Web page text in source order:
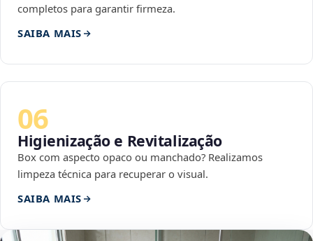
completos para garantir firmeza.
SAIBA MAIS
06
Higienização e Revitalização
Box com aspecto opaco ou manchado? Realizamos
limpeza técnica para recuperar o visual.
SAIBA MAIS